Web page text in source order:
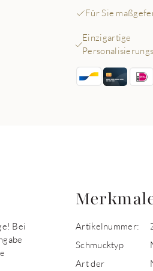
Für Sie
Einzigartige
Bei
Artikelnummer:
Schmucktyp
Art der